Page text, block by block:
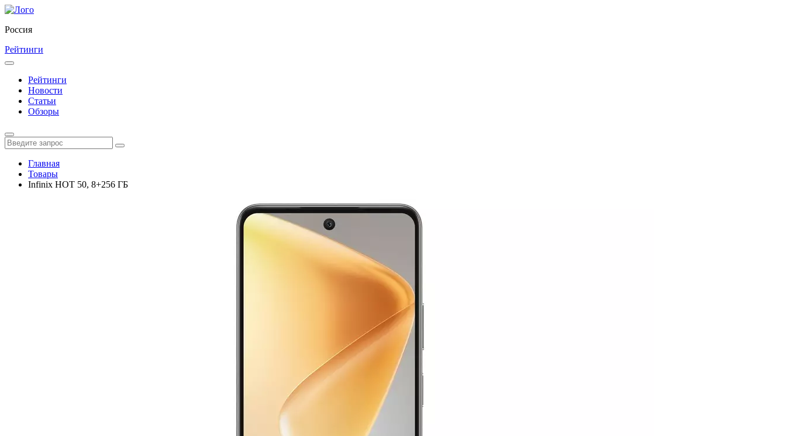
Россия
Рейтинги
Рейтинги
Новости
Статьи
Обзоры
Главная
Товары
Infinix HOT 50, 8+256 ГБ